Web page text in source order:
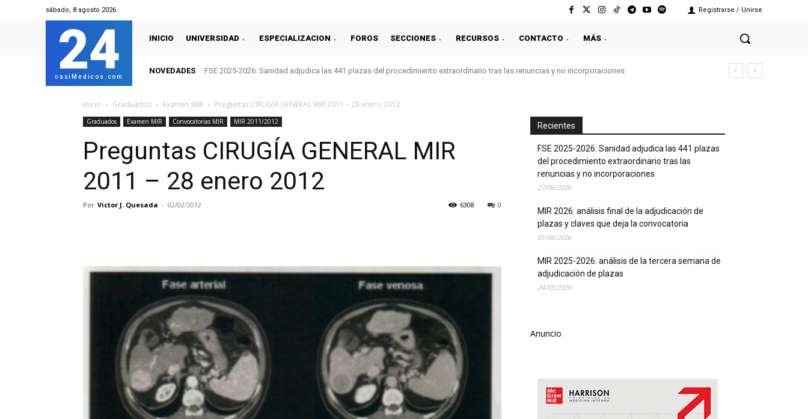
sábado, 8 agosto 2026 Registrarse / Unirse
24
casiMedicos.com
INICIO UNIVERSIDAD ESPECIALIZACION FOROS SECCIONES RECURSOS CONTACTO MÁS
NOVEDADES FSE 2025-2026: Sanidad adjudica las 441 plazas del procedimiento extraordinario tras las renuncias y no incorporaciones
Inicio Graduados Examen MIR Preguntas CIRUGÍA GENERAL MIR 2011 – 28 enero 2012
Graduados Examen MIR Convocatorias MIR MIR 2011/2012
Preguntas CIRUGÍA GENERAL MIR
2011 – 28 enero 2012
Por Victor J. Quesada - 02/02/2012 0
6308
Recientes
FSE 2025-2026: Sanidad adjudica las 441 plazas
del procedimiento extraordinario tras las
renuncias y no incorporaciones
27/06/2026
MIR 2026: análisis final de la adjudicación de
plazas y claves que deja la convocatoria
01/06/2026
MIR 2025-2026: análisis de la tercera semana de
adjudicación de plazas
24/05/2026
Anuncio